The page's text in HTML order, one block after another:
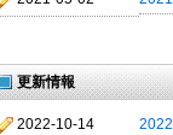
更新情報
2022-10-14